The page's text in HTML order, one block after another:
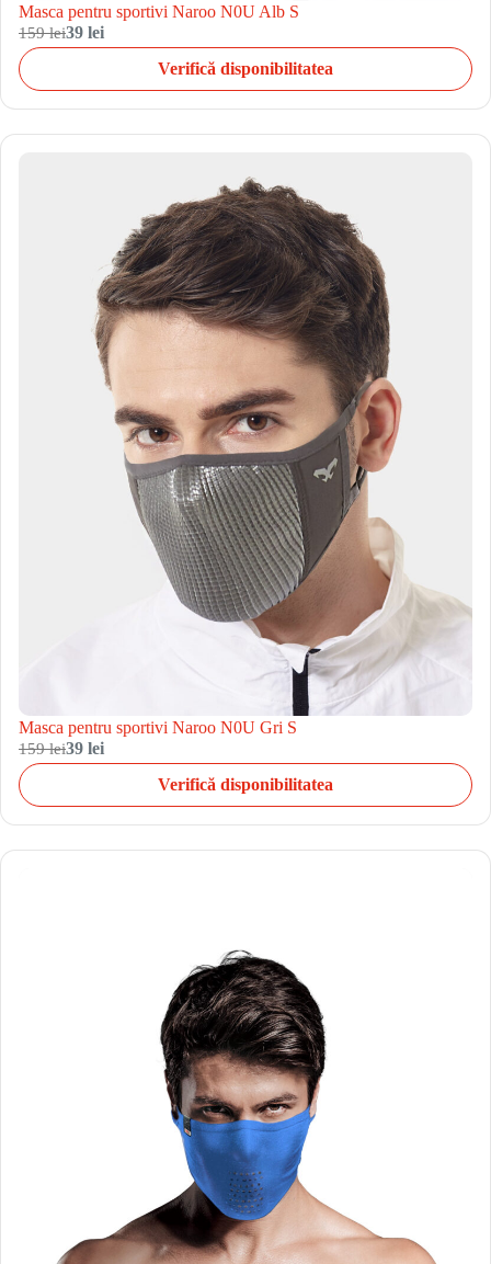
Masca pentru sportivi Naroo N0U Alb S
159 lei39 lei
Verifică disponibilitatea
Masca pentru sportivi Naroo N0U Gri S
159 lei39 lei
Verifică disponibilitatea